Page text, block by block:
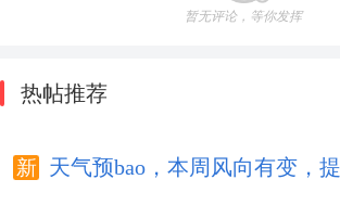
暂无评论，等你发挥
热帖推荐
天气预bao，本周风向有变，